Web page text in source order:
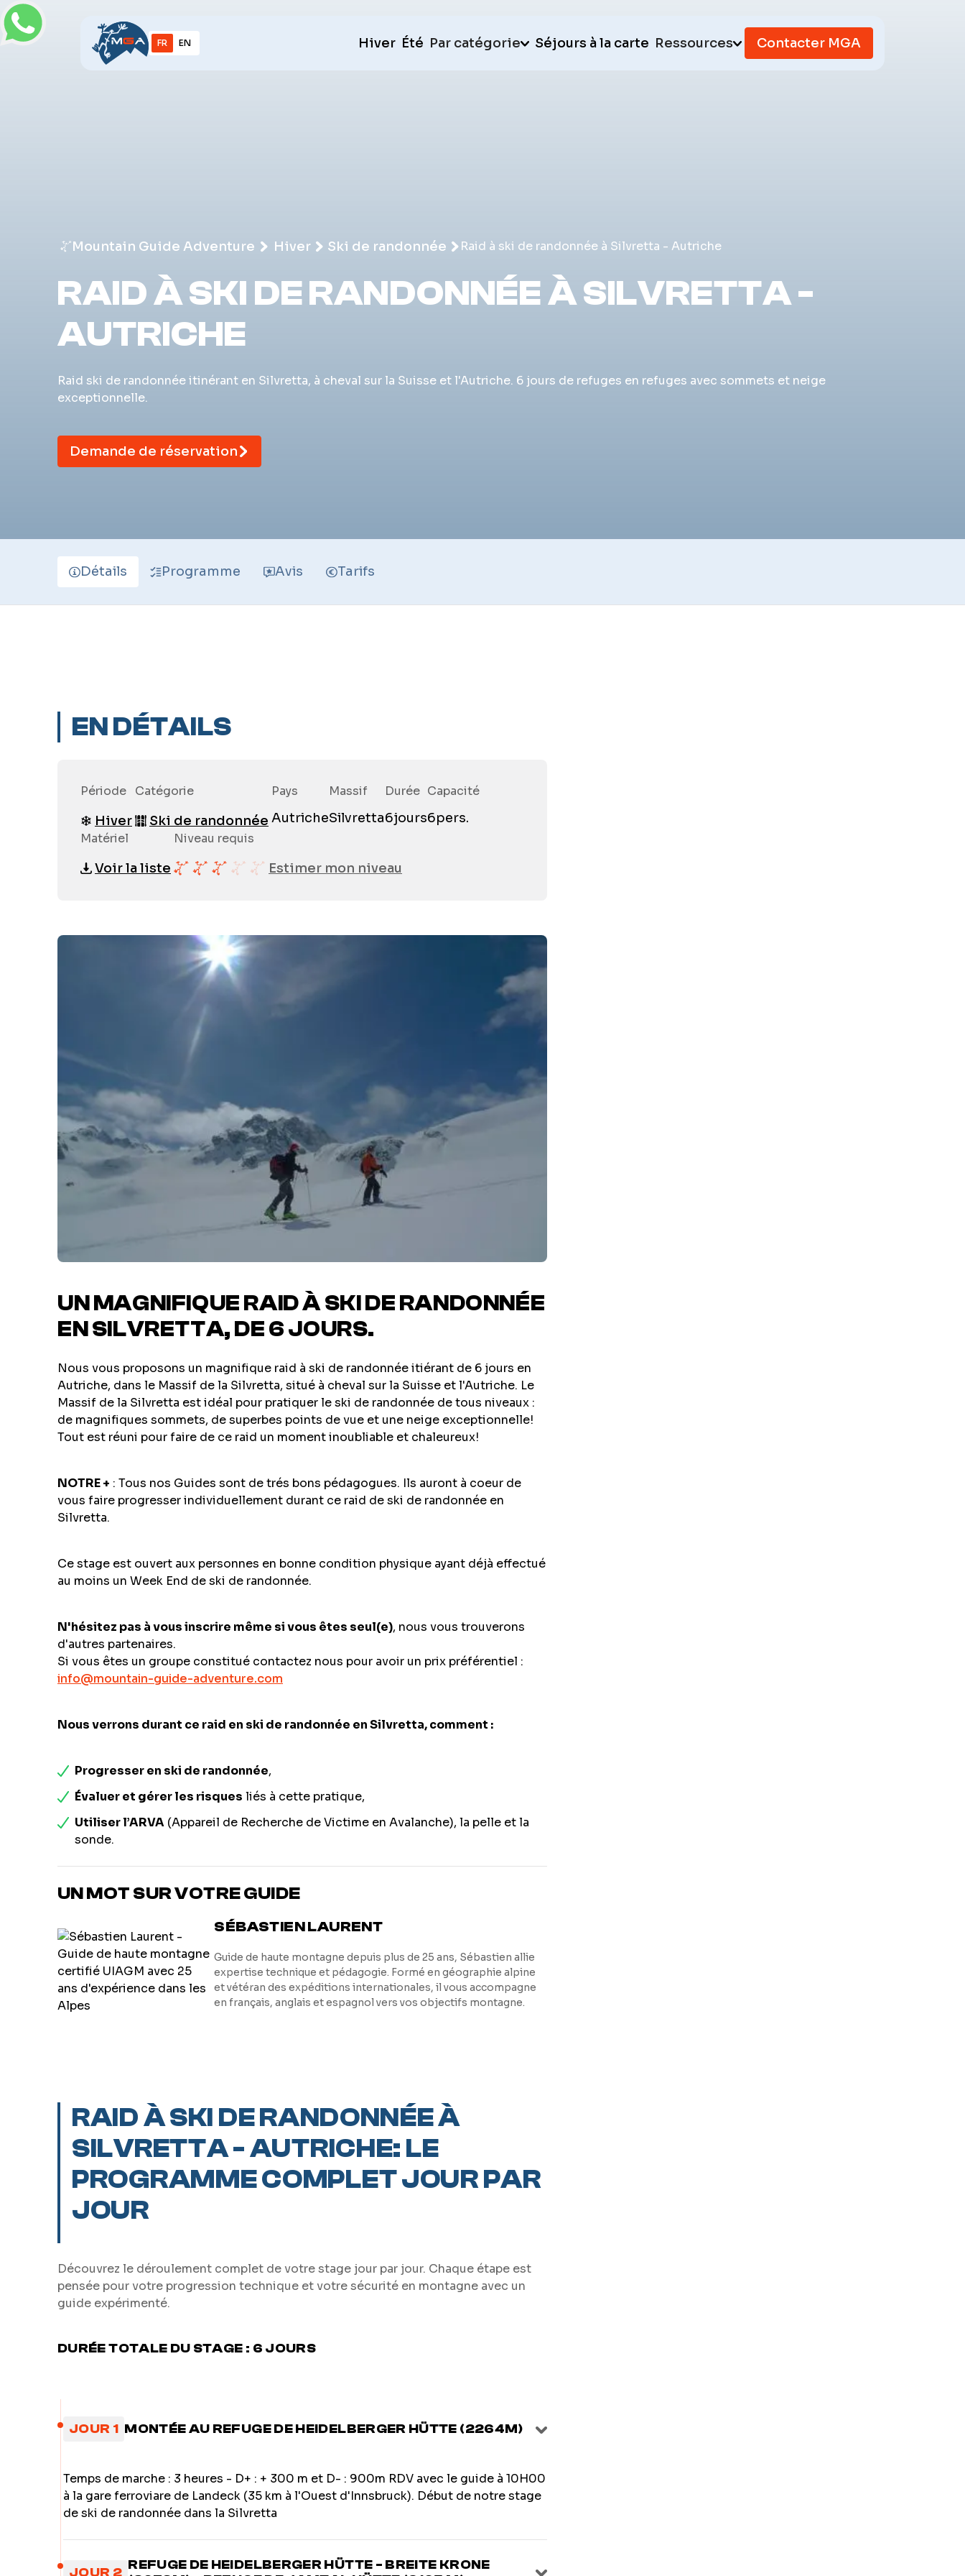
FR EN Hiver Été Par catégorie Séjours à la carte Ressources Contacter MGA
Mountain Guide Adventure Hiver Ski de randonnée Raid à ski de randonnée à Silvretta - Autriche
RAID À SKI DE RANDONNÉE À SILVRETTA -
AUTRICHE
Raid ski de randonnée itinérant en Silvretta, à cheval sur la Suisse et l'Autriche. 6 jours de refuges en refuges avec sommets et neige
exceptionnelle.
Demande de réservation
Détails Programme Avis Tarifs
EN DÉTAILS
Période
Hiver
Catégorie
Ski de randonnée
Pays
Autriche
Massif
Silvretta
Durée
6jours
Capacité
6pers.
Matériel
Voir la liste
Niveau requis
Estimer mon niveau
UN MAGNIFIQUE RAID À SKI DE RANDONNÉE
EN SILVRETTA, DE 6 JOURS.
Nous vous proposons un magnifique raid à ski de randonnée itiérant de 6 jours en
Autriche, dans le Massif de la Silvretta, situé à cheval sur la Suisse et l'Autriche. Le
Massif de la Silvretta est idéal pour pratiquer le ski de randonnée de tous niveaux :
de magnifiques sommets, de superbes points de vue et une neige exceptionnelle!
Tout est réuni pour faire de ce raid un moment inoubliable et chaleureux!
NOTRE + : Tous nos Guides sont de trés bons pédagogues. Ils auront à coeur de
vous faire progresser individuellement durant ce raid de ski de randonnée en
Silvretta.
Ce stage est ouvert aux personnes en bonne condition physique ayant déjà effectué
au moins un Week End de ski de randonnée.
N'hésitez pas à vous inscrire même si vous êtes seul(e), nous vous trouverons
d'autres partenaires.
Si vous êtes un groupe constitué contactez nous pour avoir un prix préférentiel :
info@mountain-guide-adventure.com
Nous verrons durant ce raid en ski de randonnée en Silvretta, comment :
Progresser en ski de randonnée,
Évaluer et gérer les risques liés à cette pratique,
Utiliser l’ARVA (Appareil de Recherche de Victime en Avalanche), la pelle et la
sonde.
UN MOT SUR VOTRE GUIDE
SÉBASTIEN LAURENT
Guide de haute montagne depuis plus de 25 ans, Sébastien allie
expertise technique et pédagogie. Formé en géographie alpine
et vétéran des expéditions internationales, il vous accompagne
en français, anglais et espagnol vers vos objectifs montagne.
RAID À SKI DE RANDONNÉE À
SILVRETTA - AUTRICHE: LE
PROGRAMME COMPLET JOUR PAR
JOUR
Découvrez le déroulement complet de votre stage jour par jour. Chaque étape est
pensée pour votre progression technique et votre sécurité en montagne avec un
guide expérimenté.
DURÉE TOTALE DU STAGE : 6 JOURS
JOUR 1 MONTÉE AU REFUGE DE HEIDELBERGER HÜTTE (2264M)
Temps de marche : 3 heures - D+ : + 300 m et D- : 900m RDV avec le guide à 10H00
à la gare ferroviare de Landeck (35 km à l'Ouest d'Innsbruck). Début de notre stage
de ski de randonnée dans la Silvretta
JOUR 2 REFUGE DE HEIDELBERGER HÜTTE - BREITE KRONE